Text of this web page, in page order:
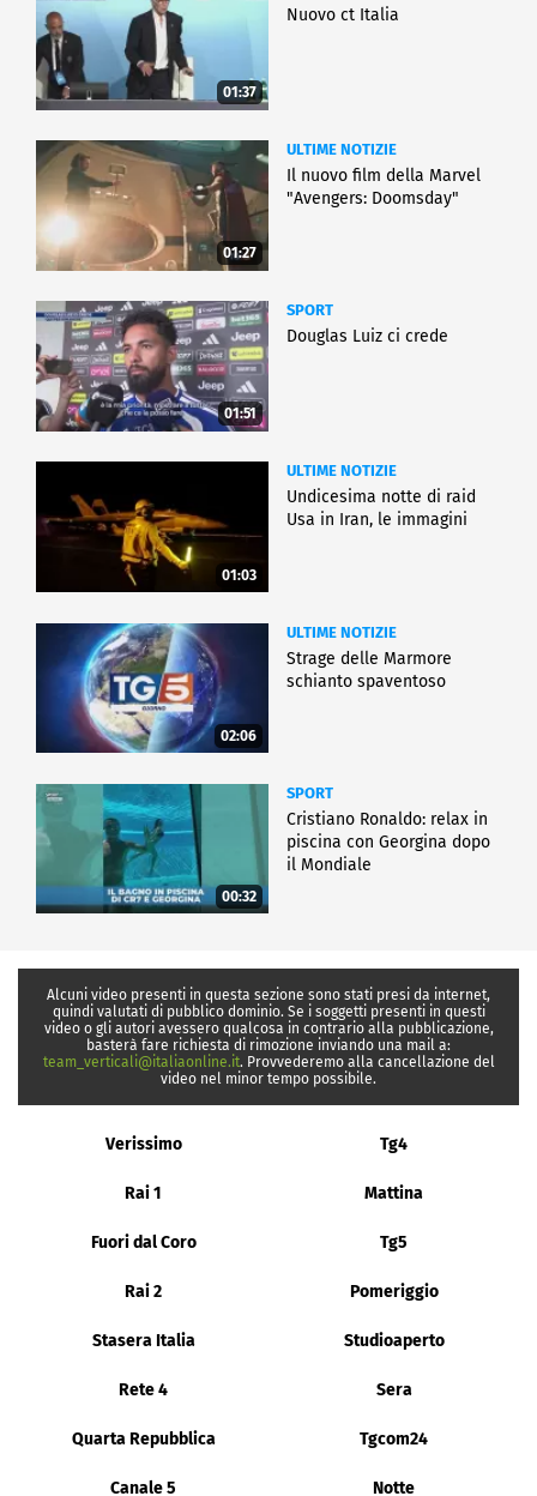
01:37
Nuovo ct Italia
01:27
ULTIME NOTIZIE
Il nuovo film della Marvel
"Avengers: Doomsday"
01:51
SPORT
Douglas Luiz ci crede
01:03
ULTIME NOTIZIE
Undicesima notte di raid
Usa in Iran, le immagini
02:06
ULTIME NOTIZIE
Strage delle Marmore
schianto spaventoso
00:32
SPORT
Cristiano Ronaldo: relax in
piscina con Georgina dopo
il Mondiale
Alcuni video presenti in questa sezione sono stati presi da internet,
quindi valutati di pubblico dominio. Se i soggetti presenti in questi
video o gli autori avessero qualcosa in contrario alla pubblicazione,
basterà fare richiesta di rimozione inviando una mail a:
team_verticali@italiaonline.it. Provvederemo alla cancellazione del
video nel minor tempo possibile.
Verissimo Tg4
Rai 1 Mattina
Fuori dal Coro Tg5
Rai 2 Pomeriggio
Stasera Italia Studioaperto
Rete 4 Sera
Quarta Repubblica Tgcom24
Canale 5 Notte